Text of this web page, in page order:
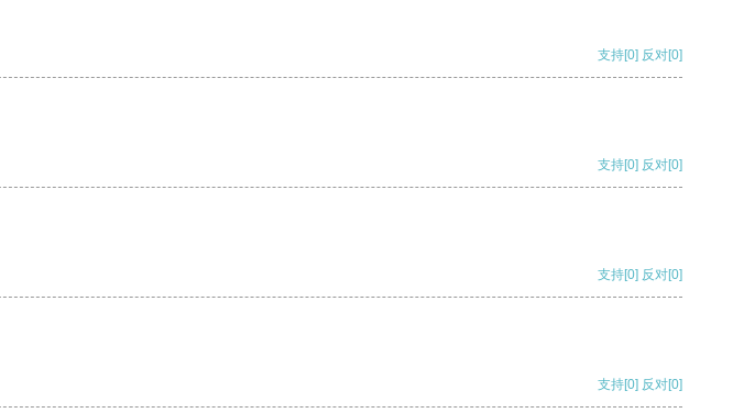
支持[0] 反对[0]
支持[0] 反对[0]
支持[0] 反对[0]
支持[0] 反对[0]